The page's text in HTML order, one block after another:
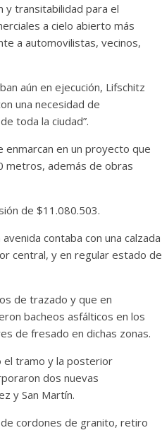
y transitabilidad para el
a cielo abierto más
a automovilistas, vecinos,
aún en ejecución, Lifschitz
una necesidad de
toda la ciudad”.
en un proyecto que
metros, además de obras
de $11.080.503.
contaba con una calzada
central, y en regular estado de
de trazado y que en
bacheos asfálticos en los
de fresado en dichas zonas.
el tramo y la posterior
dos nuevas
y San Martín.
cordones de granito, retiro